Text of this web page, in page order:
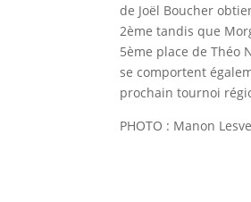
de Joël Boucher
2ème tandis que
5ème place de Théo
se comportent
prochain tournoi
PHOTO : Manon